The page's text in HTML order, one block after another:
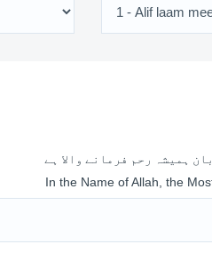
ہمیشہ رحم فرمانے والا ہے
In the Name of Allah, the